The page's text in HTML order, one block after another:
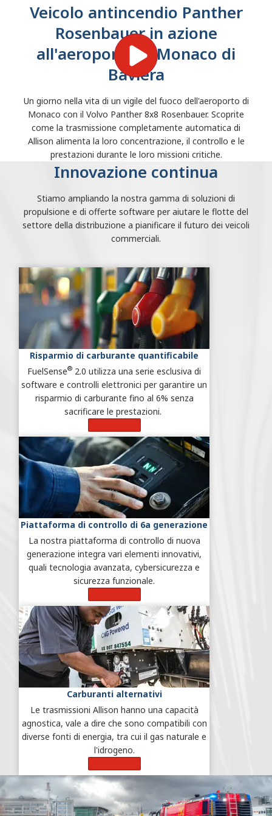
Veicolo antincendio Panther
Rosenbauer in azione
all'aeroporto di Monaco di
Baviera
Un giorno nella vita di un vigile del fuoco dell'aeroporto di
Monaco con il Volvo Panther 8x8 Rosenbauer. Scoprite
come la trasmissione completamente automatica di
Allison alimenta la loro concentrazione, il controllo e le
prestazioni durante le loro missioni critiche.
Innovazione continua
Stiamo ampliando la nostra gamma di soluzioni di
propulsione e di offerte software per aiutare le flotte del
settore della distribuzione a pianificare il futuro dei veicoli
commerciali.
Risparmio di carburante quantificabile
FuelSense® 2.0 utilizza una serie esclusiva di
software e controlli elettronici per garantire un
risparmio di carburante fino al 6% senza
sacrificare le prestazioni.
Piattaforma di controllo di 6a generazione
La nostra piattaforma di controllo di nuova
generazione integra vari elementi innovativi,
quali tecnologia avanzata, cybersicurezza e
sicurezza funzionale.
Carburanti alternativi
Le trasmissioni Allison hanno una capacità
agnostica, vale a dire che sono compatibili con
diverse fonti di energia, tra cui il gas naturale e
l'idrogeno.